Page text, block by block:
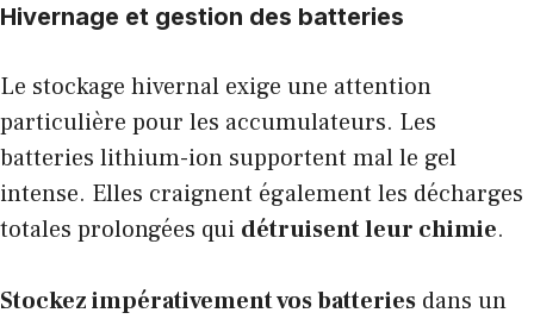
Hivernage et gestion des batteries
Le stockage hivernal exige une attention
particulière pour les accumulateurs. Les
batteries lithium-ion supportent mal le gel
intense. Elles craignent également les décharges
totales prolongées qui détruisent leur chimie.
Stockez impérativement vos batteries dans un